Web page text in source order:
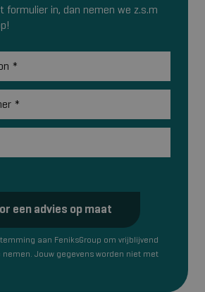
formulier in, dan nemen we z.s.m
*
*
een advies op maat
aan FeniksGroup om vrijblijvend
Jouw gegevens worden niet met